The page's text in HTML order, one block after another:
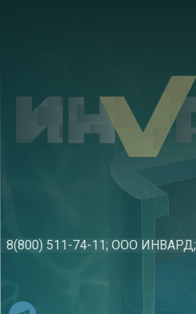
8(800) 511-74-11; ООО ИНВАРД;